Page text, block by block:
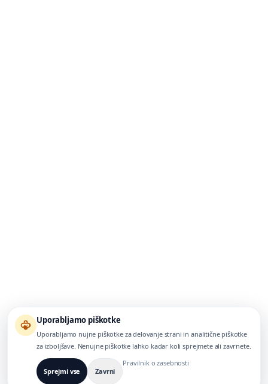
Uporabljamo piškotke
Uporabljamo nujne piškotke za delovanje strani in analitične piškotke
za izboljšave. Nenujne piškotke lahko kadar koli sprejmete ali zavrnete.
Sprejmi vse Zavrni
Pravilnik o zasebnosti